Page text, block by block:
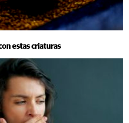
estas criaturas